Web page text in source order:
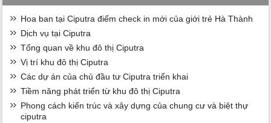
Hoa ban tại Ciputra điểm check in mới của giới trẻ Hà Thành
Dịch vụ tại Ciputra
Tổng quan về khu đô thị Ciputra
Vị trí khu đô thị Ciputra
Các dự án của chủ đầu tư Ciputra triển khai
Tiềm năng phát triển từ khu đô thị Ciputra
Phong cách kiến trúc và xây dựng của chung cư và biệt thự
ciputra